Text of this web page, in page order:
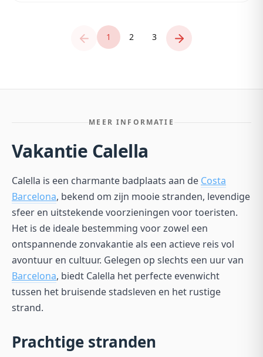
1 2 3
MEER INFORMATIE
Vakantie Calella
Calella is een charmante badplaats aan de Costa
Barcelona, bekend om zijn mooie stranden, levendige
sfeer en uitstekende voorzieningen voor toeristen.
Het is de ideale bestemming voor zowel een
ontspannende zonvakantie als een actieve reis vol
avontuur en cultuur. Gelegen op slechts een uur van
Barcelona, biedt Calella het perfecte evenwicht
tussen het bruisende stadsleven en het rustige
strand.
Prachtige stranden